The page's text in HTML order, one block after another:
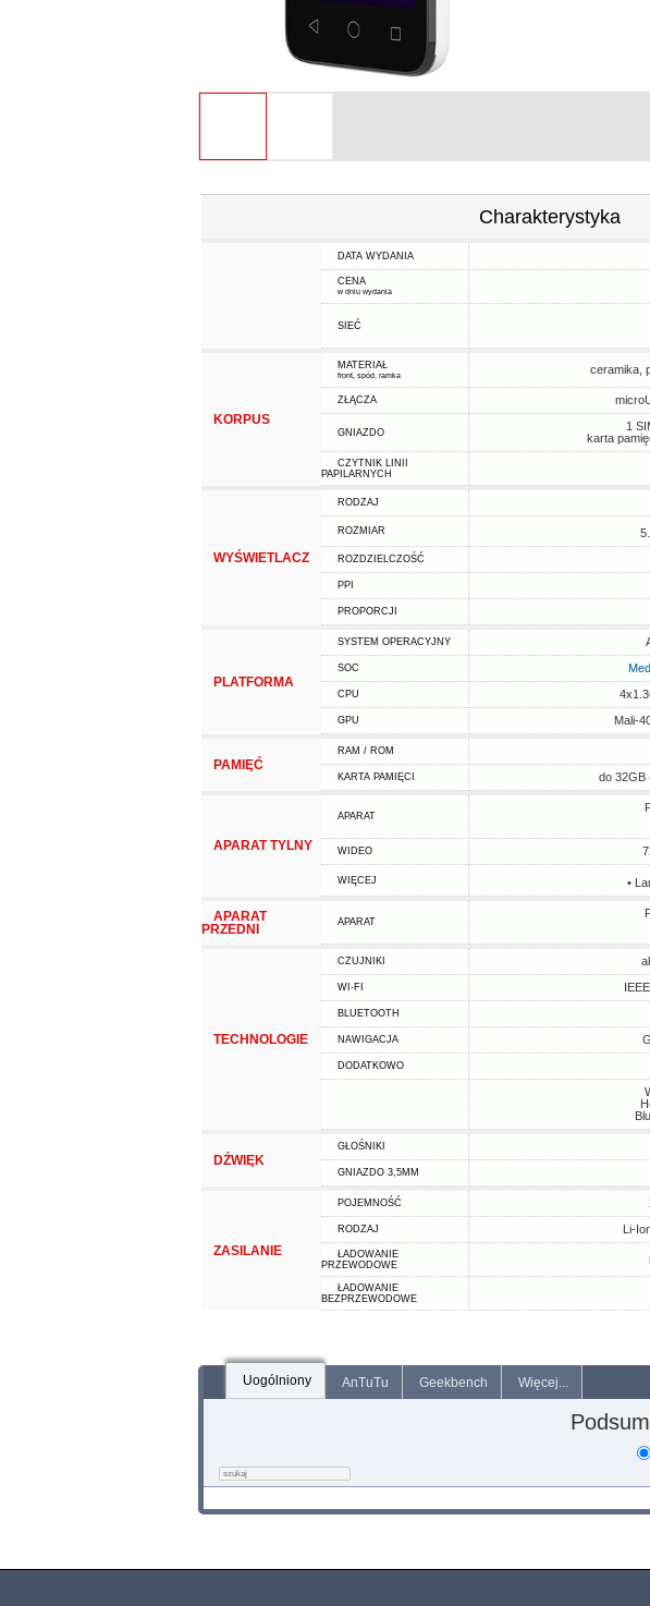
Charakterystyka
DATA WYDANIA
CENA
w dniu wydania
SIEĆ
KORPUS
MATERIAŁ
front, spód, ramka ceramika,
ZŁĄCZA
GNIAZDO
1
karta
CZYTNIK LINII
PAPILARNYCH
WYŚWIETLACZ
RODZAJ
ROZMIAR
ROZDZIELCZOŚĆ
PPI
PROPORCJI
PLATFORMA
SYSTEM OPERACYJNY
SOC
CPU
GPU Mali-
PAMIĘĆ
RAM / ROM
KARTA PAMIĘCI do 32GB
APARAT TYLNY
APARAT
WIDEO
WIĘCEJ •
APARAT
PRZEDNI
APARAT
TECHNOLOGIE
CZUJNIKI
WI-FI
BLUETOOTH
NAWIGACJA
DODATKOWO
DŹWIĘK
GŁOŚNIKI
GNIAZDO 3,5MM
ZASILANIE
POJEMNOŚĆ
RODZAJ Li-
ŁADOWANIE
PRZEWODOWE
ŁADOWANIE
BEZPRZEWODOWE
Uogólniony AnTuTu Geekbench Więcej...